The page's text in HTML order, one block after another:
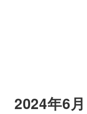
2024年6月